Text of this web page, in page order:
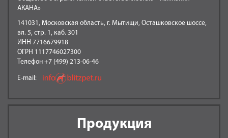
АКАНА»
141031, Московская область, г. Мытищи, Осташковское шоссе,
вл. 5, стр. 1, каб. 301
ИНН 7716679918
ОГРН 1117746027300
Телефон +7 (499) 213-06-46
E-mail:
Продукция